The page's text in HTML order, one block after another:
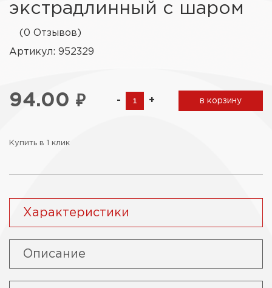
экстрадлинный с шаром
(0 Отзывов)
Артикул: 952329
94.00 ₽ - + в корзину
Купить в 1 клик
Характеристики
Описание